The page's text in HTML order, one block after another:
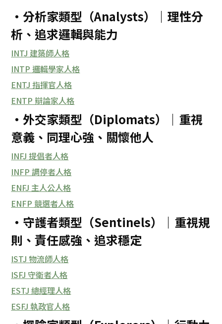
・分析家類型（Analysts）｜理性分
析、追求邏輯與能力
INTJ 建築師人格
INTP 邏輯學家人格
ENTJ 指揮官人格
ENTP 辯論家人格
・外交家類型（Diplomats）｜重視
意義、同理心強、關懷他人
INFJ 提倡者人格
INFP 調停者人格
ENFJ 主人公人格
ENFP 競選者人格
・守護者類型（Sentinels）｜重視規
則、責任感強、追求穩定
ISTJ 物流師人格
ISFJ 守衛者人格
ESTJ 總經理人格
ESFJ 執政官人格